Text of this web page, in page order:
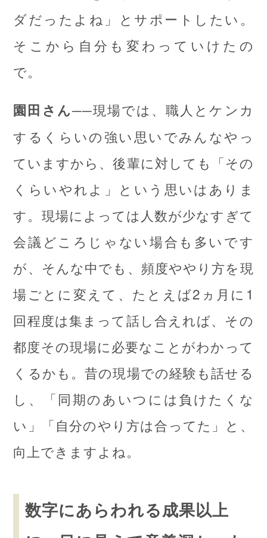
ダだったよね」とサポートしたい。
そこから自分も変わっていけたの
で。
園田さん──現場では、職人とケンカ
するくらいの強い思いでみんなやっ
ていますから、後輩に対しても「その
くらいやれよ」という思いはありま
す。現場によっては人数が少なすぎて
会議どころじゃない場合も多いです
が、そんな中でも、頻度ややり方を現
場ごとに変えて、たとえば2ヵ月に1
回程度は集まって話し合えれば、その
都度その現場に必要なことがわかって
くるかも。昔の現場での経験も話せる
し、「同期のあいつには負けたくな
い」「自分のやり方は合ってた」と、
向上できますよね。
数字にあらわれる成果以上